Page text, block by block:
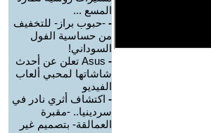
المسع ...
- -حبوب براز- للتخفيف
من حساسية الفول
السوداني!
-
Asus تعلن عن أحدث
شاشاتها لمحبي ألعاب
الفيديو
- اكتشاف أثري نادر في
سردينيا.. -مقبرة
العمالقة- بتصميم غير